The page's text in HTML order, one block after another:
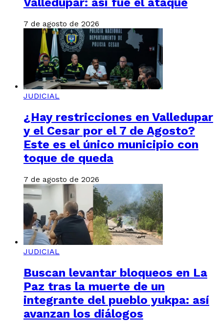
7 de agosto de 2026
JUDICIAL
¿Hay restricciones en Valledupar
y el Cesar por el 7 de Agosto?
Este es el único municipio con
toque de queda
7 de agosto de 2026
JUDICIAL
Buscan levantar bloqueos en La
Paz tras la muerte de un
integrante del pueblo yukpa: así
avanzan los diálogos